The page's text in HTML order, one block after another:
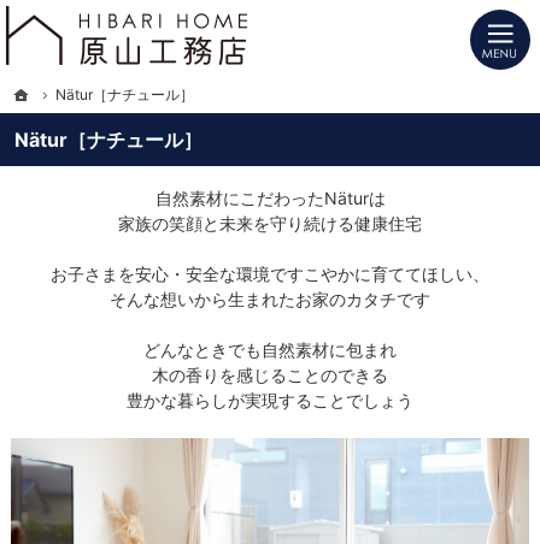
Nätur［ナチュール］
プロの目線からご提案。長野県北信の注文住宅・新築戸建てを手がける工務店なら
長野県北信の新築・注文住宅・新築戸建てを手がけるHIBARI HOME原山工務店
自然素材にこだわったNäturは
家族の笑顔と未来を守り続ける健康住宅
お子さまを安心・安全な環境ですこやかに育ててほしい、
そんな想いから生まれたお家のカタチです
どんなときでも自然素材に包まれ
木の香りを感じることのできる
豊かな暮らしが実現することでしょう
ホーム
Nätur［ナチュール］